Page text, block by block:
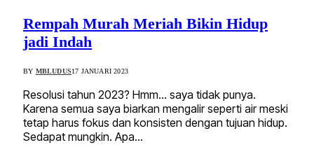
Rempah Murah Meriah Bikin Hidup
jadi Indah
BY MBLUDUS17 JANUARI 2023
Resolusi tahun 2023? Hmm… saya tidak punya.
Karena semua saya biarkan mengalir seperti air meski
tetap harus fokus dan konsisten dengan tujuan hidup.
Sedapat mungkin. Apa…